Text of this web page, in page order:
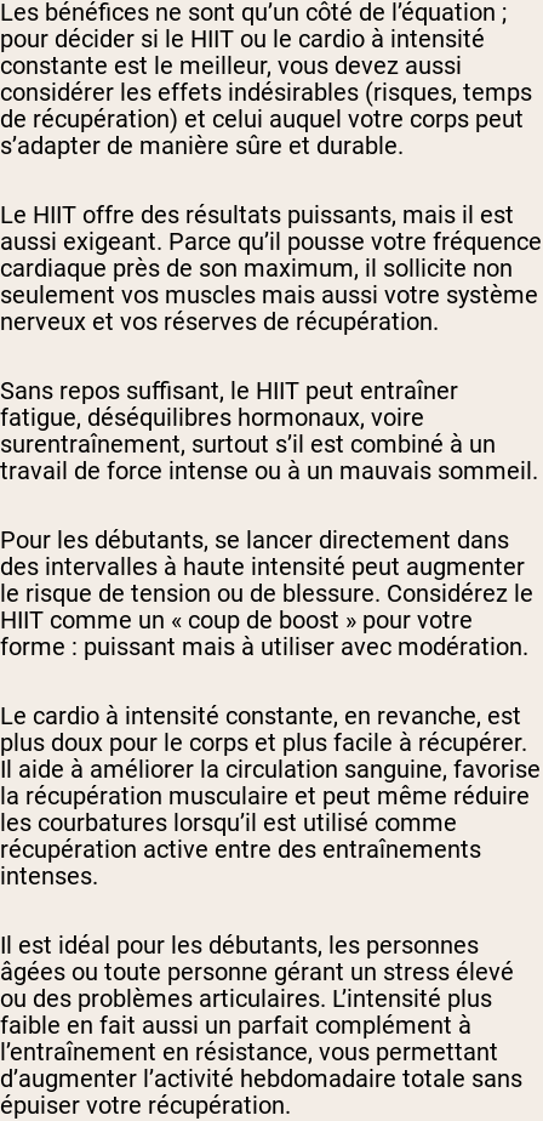
Les bénéfices ne sont qu’un côté de l’équation ;
pour décider si le HIIT ou le cardio à intensité
constante est le meilleur, vous devez aussi
considérer les effets indésirables (risques, temps
de récupération) et celui auquel votre corps peut
s’adapter de manière sûre et durable.
Le HIIT offre des résultats puissants, mais il est
aussi exigeant. Parce qu’il pousse votre fréquence
cardiaque près de son maximum, il sollicite non
seulement vos muscles mais aussi votre système
nerveux et vos réserves de récupération.
Sans repos suffisant, le HIIT peut entraîner
fatigue, déséquilibres hormonaux, voire
surentraînement, surtout s’il est combiné à un
travail de force intense ou à un mauvais sommeil.
Pour les débutants, se lancer directement dans
des intervalles à haute intensité peut augmenter
le risque de tension ou de blessure. Considérez le
HIIT comme un « coup de boost » pour votre
forme : puissant mais à utiliser avec modération.
Le cardio à intensité constante, en revanche, est
plus doux pour le corps et plus facile à récupérer.
Il aide à améliorer la circulation sanguine, favorise
la récupération musculaire et peut même réduire
les courbatures lorsqu’il est utilisé comme
récupération active entre des entraînements
intenses.
Il est idéal pour les débutants, les personnes
âgées ou toute personne gérant un stress élevé
ou des problèmes articulaires. L’intensité plus
faible en fait aussi un parfait complément à
l’entraînement en résistance, vous permettant
d’augmenter l’activité hebdomadaire totale sans
épuiser votre récupération.